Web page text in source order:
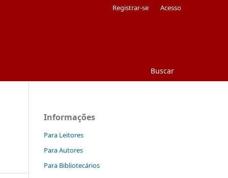
Buscar
Registrar-se Acesso
Informações
Para Leitores
Para Autores
Para Bibliotecários